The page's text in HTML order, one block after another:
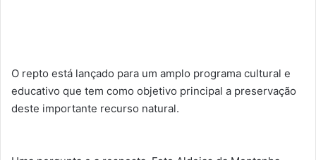
O repto está lançado para um amplo programa cultural e
educativo que tem como objetivo principal a preservação
deste importante recurso natural.